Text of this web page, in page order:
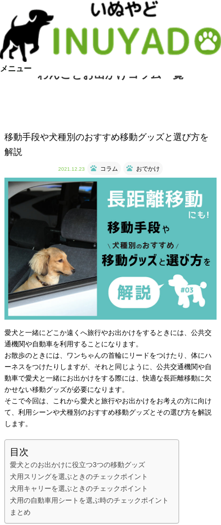
メニュー わんことお出かけコラム一覧
移動手段や犬種別のおすすめ移動グッズと選び方を
解説
2021.12.23 コラム おでかけ
愛犬と一緒にどこか遠くへ旅行やお出かけをするときには、公共交
通機関や自動車を利用することになります。
お散歩のときには、ワンちゃんの首輪にリードをつけたり、体にハ
ーネスをつけたりしますが、それと同じように、公共交通機関や自
動車で愛犬と一緒にお出かけをする際には、快適な長距離移動に欠
かせない移動グッズが必要になります。
そこで今回は、これから愛犬と旅行やお出かけをお考えの方に向け
て、利用シーンや犬種別のおすすめ移動グッズとその選び方を解説
します。
目次
愛犬とのお出かけに役立つ3つの移動グッズ
犬用スリングを選ぶときのチェックポイント
犬用キャリーを選ぶときのチェックポイント
犬用の自動車用シートを選ぶ時のチェックポイント
まとめ